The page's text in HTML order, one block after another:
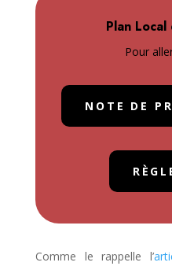
Plan Local
Pour
NOTE DE
Comme le rappelle l’